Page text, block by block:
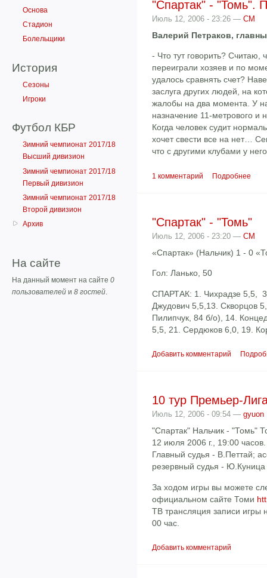
Основа
Стадион
Болельщики
История
Сезоны
Игроки
Футбол КБР
Зимний чемпионат 2017/18
Высший дивизион
Зимний чемпионат 2017/18
Первый дивизион
Зимний чемпионат 2017/18
Второй дивизион
Архив
На сайте
На данный момент на сайте 0
пользователей и 8 гостей.
"Спартак" - "Томь".
Июль 12, 2006 - 23:26 — СМ
Валерий Петраков,
- Что тут говорить?
переиграли хозяев и по
удалось сравнять счет?
заслуга других людей, на
жалобы на два момента. У
назначение 11-метрового и
Когда человек судит
хочет свести все на нет…
что с другими клубами у
1 комментарий Подробнее
"Спартак" - "Томь"
Июль 12, 2006 - 23:20 — СМ
«Спартак» (Нальчик) 1 - 0
Гол: Ланько, 50
СПАРТАК: 1. Чихрадзе 5,5,
Джудович 5,5,13. Скворцов
Пилипчук, 84 б/о), 14.
5,5, 21. Сердюков 6,0, 19.
Добавить комментарий
10 тур Премьер-
Июль 12, 2006 - 09:54 — gyuon
"Спартак" Нальчик - "Томь"
12 июля 2006 г., 19:00 часов.
Главный судья - В.Петтай;
резервный судья - Ю.Куница
За ходом игры вы можете
официальном сайте Томи
ТВ трансляция записи
00 час.
Добавить комментарий